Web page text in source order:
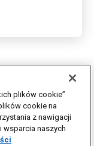
plików cookie”
cookie na
z nawigacji
wsparcia naszych